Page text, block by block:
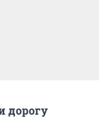
дорогу